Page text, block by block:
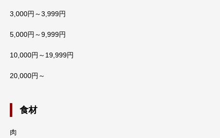
3,000円～3,999円
5,000円～9,999円
10,000円～19,999円
20,000円～
食材
肉